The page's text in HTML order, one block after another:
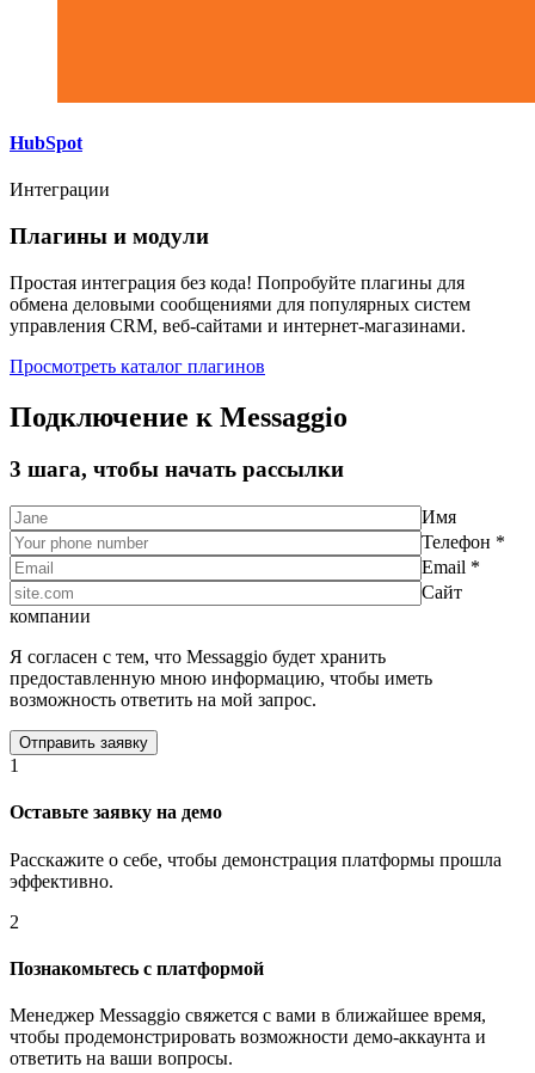
HubSpot
Интеграции
Плагины и модули
Простая интеграция без кода! Попробуйте плагины для
обмена деловыми сообщениями для популярных систем
управления CRM, веб-сайтами и интернет-магазинами.
Просмотреть каталог плагинов
Подключение к Messaggio
3 шага, чтобы начать рассылки
Имя
Телефон *
Email *
Сайт
компании
Я согласен с тем, что Messaggio будет хранить
предоставленную мною информацию, чтобы иметь
возможность ответить на мой запрос.
1
Оставьте заявку на демо
Расскажите о себе, чтобы демонстрация платформы прошла
эффективно.
2
Познакомьтесь с платформой
Менеджер Messaggio свяжется с вами в ближайшее время,
чтобы продемонстрировать возможности демо-аккаунта и
ответить на ваши вопросы.